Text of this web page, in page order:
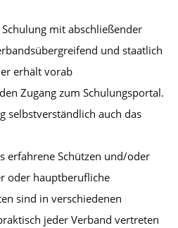
mit abschließender
und staatlich
erhält vorab
Zugang zum Schulungsportal.
selbstverständlich auch das
erfahrene Schützen und/oder
oder hauptberufliche
sind in verschiedenen
jeder Verband vertreten